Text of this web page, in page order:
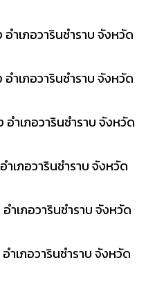
ำเภอวารินชำราบ จังหวัด
ำเภอวารินชำราบ จังหวัด
ำเภอวารินชำราบ จังหวัด
เภอวารินชำราบ จังหวัด
ำเภอวารินชำราบ จังหวัด
ำเภอวารินชำราบ จังหวัด